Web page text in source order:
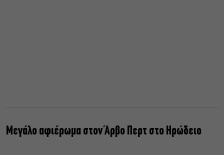
Μεγάλο αφιέρωμα στον Άρβο Περτ στο Ηρώδειο